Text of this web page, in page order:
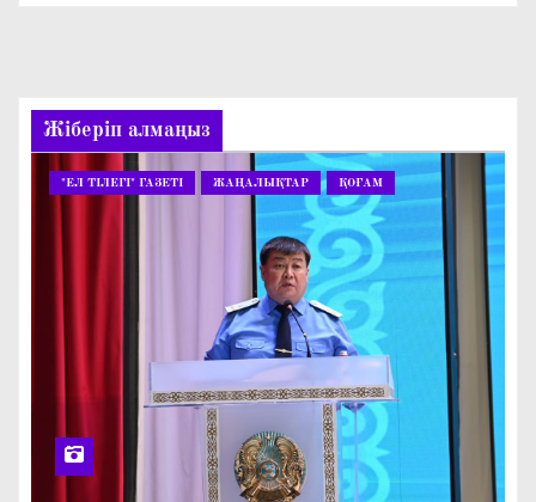
Жіберіп алмаңыз
"ЕЛ ТІЛЕГІ" ГАЗЕТІ ЖАҢАЛЫҚТАР ҚОҒАМ